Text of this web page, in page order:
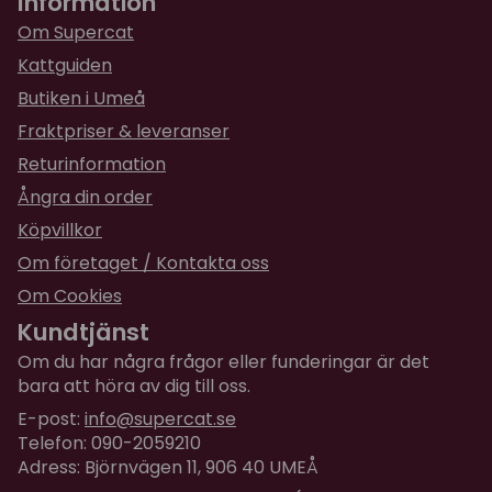
Vätska 9,6%
Kalcium 0,17%
Fosfor 0,63%
Natrium 0,16%
Magnesium 0,12%
Kalium 0,53%
Tillsatser:
Vitamin A 4,580 IU/kg
Vitamin B1 4,1 mg/kg
Antioxidanter, konserveringsmedel.
Knapriga och goda tycker båda kissarna.
Maria
för 1 år sedan
De gillade den inte riktigt men vi ska prova lite
olika saker innan kloklippning o liknande 👌🏻
Liza
för 1 år sedan
Fungerat super tidigare. Nu ska den testas inför
nästa veckas veterinärbesök.
Heléne
för 1 år sedan
★★ ★ ★★
Hjälpte inte så mycket , men får testa ett tag
Jennie
Om Supercat
Kattguiden
Butiken i Umeå
Fraktpriser & leveranser
Returinformation
Ångra din order
Köpvillkor
Om företaget / Kontakta oss
Om Cookies
Kundtjänst
Om du har några frågor eller funderingar är det
bara att höra av dig till oss.
E-post: info@supercat.se
Telefon: 090-2059210
Adress: Björnvägen 11, 906 40 UMEÅ